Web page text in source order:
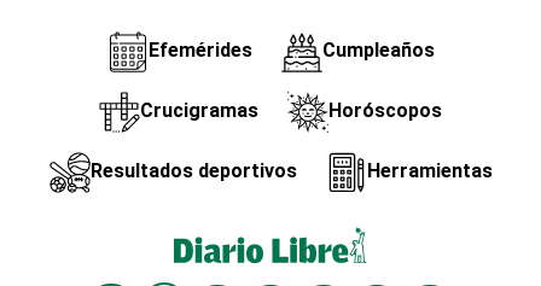
Efemérides Cumpleaños
Crucigramas Horóscopos
Resultados deportivos Herramientas